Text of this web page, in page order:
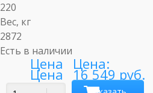
220
Вес, кг
2872
Есть в наличии
Цена:
16 549 руб.